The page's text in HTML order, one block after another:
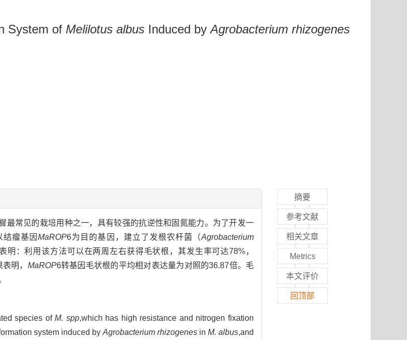
System of Melilotus albus Induced byAgrobacterium rhizogenes
最常见的栽培用种之一，具有较强的抗逆性和固氮能力。为了开发一
结瘤基因MaROP6为目的基因，建立了发根农杆菌（Agrobacterium
：利用该方法可以在两周左右获得毛状根，其发生率可达78%，
明， MaROP6转基因毛状根的平均相对表达量为对照的36.87倍。毛
species ofM. spp,which has high resistance and nitrogen fixation
system induced by Agrobacterium rhizogenes in M. albus,and
摘要
参考文献
相关文章
Metrics
本文评价
回顶部